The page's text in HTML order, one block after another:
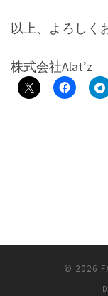
以上、よろしく
株式会社Alat’z
© 2026